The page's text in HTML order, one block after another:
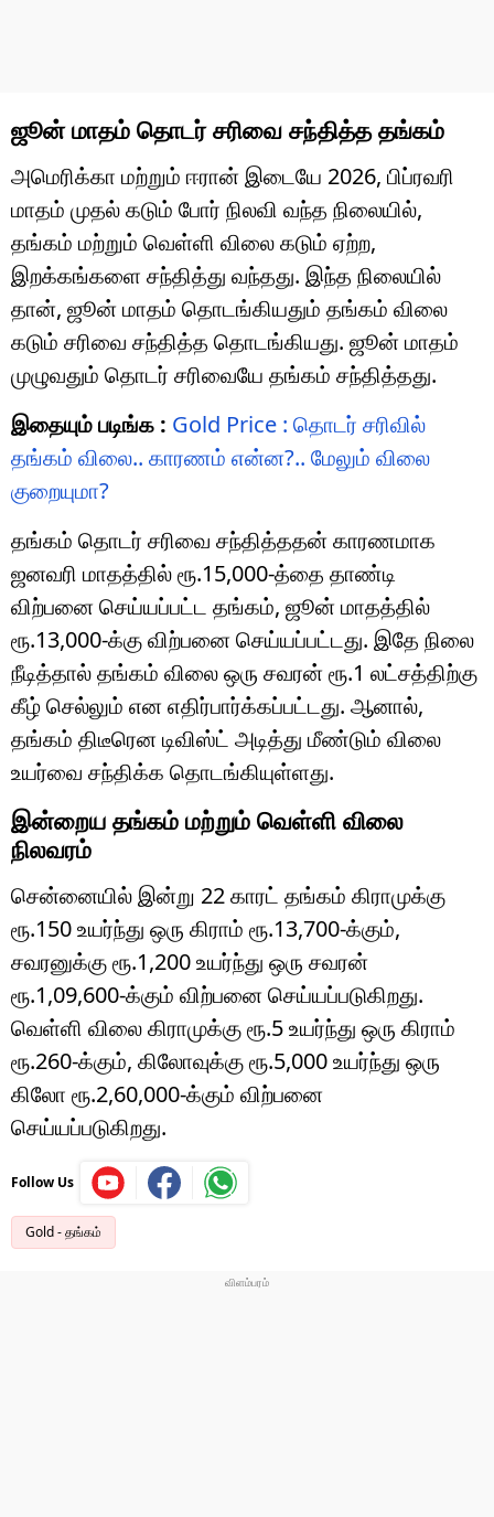
ஜூன் மாதம் தொடர் சரிவை சந்தித்த தங்கம்
அமெரிக்கா மற்றும் ஈரான் இடையே 2026, பிப்ரவரி
மாதம் முதல் கடும் போர் நிலவி வந்த நிலையில்,
தங்கம் மற்றும் வெள்ளி விலை கடும் ஏற்ற,
இறக்கங்களை சந்தித்து வந்தது. இந்த நிலையில்
தான், ஜூன் மாதம் தொடங்கியதும் தங்கம் விலை
கடும் சரிவை சந்தித்த தொடங்கியது. ஜூன் மாதம்
முழுவதும் தொடர் சரிவையே தங்கம் சந்தித்தது.
இதையும் படிங்க : Gold Price : தொடர் சரிவில்
தங்கம் விலை.. காரணம் என்ன?.. மேலும் விலை
குறையுமா?
தங்கம் தொடர் சரிவை சந்தித்ததன் காரணமாக
ஜனவரி மாதத்தில் ரூ.15,000-த்தை தாண்டி
விற்பனை செய்யப்பட்ட தங்கம், ஜூன் மாதத்தில்
ரூ.13,000-க்கு விற்பனை செய்யப்பட்டது. இதே நிலை
நீடித்தால் தங்கம் விலை ஒரு சவரன் ரூ.1 லட்சத்திற்கு
கீழ் செல்லும் என எதிர்பார்க்கப்பட்டது. ஆனால்,
தங்கம் திடீரென டிவிஸ்ட் அடித்து மீண்டும் விலை
உயர்வை சந்திக்க தொடங்கியுள்ளது.
இன்றைய தங்கம் மற்றும் வெள்ளி விலை
நிலவரம்
சென்னையில் இன்று 22 காரட் தங்கம் கிராமுக்கு
ரூ.150 உயர்ந்து ஒரு கிராம் ரூ.13,700-க்கும்,
சவரனுக்கு ரூ.1,200 உயர்ந்து ஒரு சவரன்
ரூ.1,09,600-க்கும் விற்பனை செய்யப்படுகிறது.
வெள்ளி விலை கிராமுக்கு ரூ.5 உயர்ந்து ஒரு கிராம்
ரூ.260-க்கும், கிலோவுக்கு ரூ.5,000 உயர்ந்து ஒரு
கிலோ ரூ.2,60,000-க்கும் விற்பனை
செய்யப்படுகிறது.
Follow Us
Gold - தங்கம்